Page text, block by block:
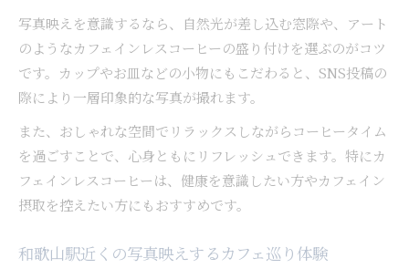
写真映えを意識するなら、自然光が差し込む窓際や、アート
のようなカフェインレスコーヒーの盛り付けを選ぶのがコツ
です。カップやお皿などの小物にもこだわると、SNS投稿の
際により一層印象的な写真が撮れます。
また、おしゃれな空間でリラックスしながらコーヒータイム
を過ごすことで、心身ともにリフレッシュできます。特にカ
フェインレスコーヒーは、健康を意識したい方やカフェイン
摂取を控えたい方にもおすすめです。
和歌山駅近くの写真映えするカフェ巡り体験